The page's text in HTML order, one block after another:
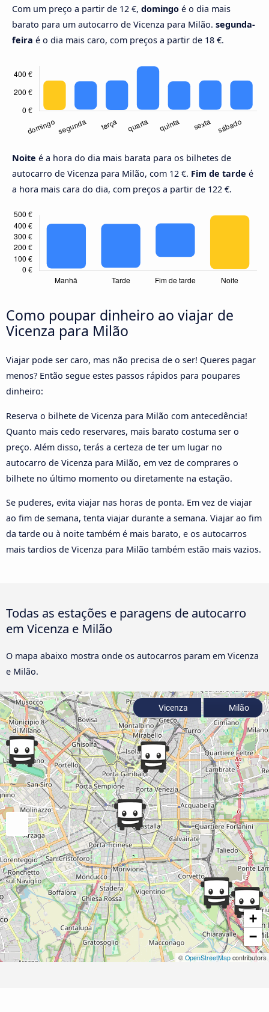
Com um preço a partir de 12 €, domingo é o dia mais
barato para um autocarro de Vicenza para Milão. segunda-
feira é o dia mais caro, com preços a partir de 18 €.
Noite é a hora do dia mais barata para os bilhetes de
autocarro de Vicenza para Milão, com 12 €. Fim de tarde é
a hora mais cara do dia, com preços a partir de 122 €.
Como poupar dinheiro ao viajar de
Vicenza para Milão
Viajar pode ser caro, mas não precisa de o ser! Queres pagar
menos? Então segue estes passos rápidos para poupares
dinheiro:
Reserva o bilhete de Vicenza para Milão com antecedência!
Quanto mais cedo reservares, mais barato costuma ser o
preço. Além disso, terás a certeza de ter um lugar no
autocarro de Vicenza para Milão, em vez de comprares o
bilhete no último momento ou diretamente na estação.
Se puderes, evita viajar nas horas de ponta. Em vez de viajar
ao fim de semana, tenta viajar durante a semana. Viajar ao fim
da tarde ou à noite também é mais barato, e os autocarros
mais tardios de Vicenza para Milão também estão mais vazios.
Todas as estações e paragens de autocarro
em Vicenza e Milão
O mapa abaixo mostra onde os autocarros param em Vicenza
e Milão.
+
−
© OpenStreetMap contributors
Vicenza Milão